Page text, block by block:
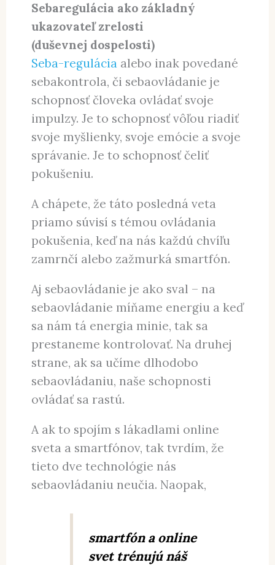
Sebaregulácia ako základný
ukazovateľ zrelosti
(duševnej dospelosti)
Seba-reguláciaalebo inak povedané
sebakontrola, či sebaovládanie je
schopnosť človeka ovládať svoje
impulzy. Je to schopnosť vôľou riadiť
svoje myšlienky, svoje emócie a svoje
správanie. Je to schopnosť čeliť
pokušeniu.
A chápete, že táto posledná veta
priamo súvisí s témou ovládania
pokušenia, keď na nás každú chvíľu
zamrnčí alebo zažmurká smartfón.
Aj sebaovládanie je ako sval – na
sebaovládanie míňame energiu a keď
sa nám tá energia minie, tak sa
prestaneme kontrolovať. Na druhej
strane, ak sa učíme dlhodobo
sebaovládaniu, naše schopnosti
ovládať sa rastú.
A ak to spojím s lákadlami online
sveta a smartfónov, tak tvrdím, že
tieto dve technológie nás
sebaovládaniu neučia. Naopak,
smartfón a online
svet trénujú náš